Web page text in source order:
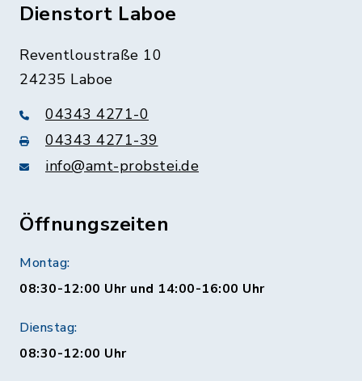
Dienstort Laboe
Reventloustraße 10
24235 Laboe
04343 4271-0
04343 4271-39
info@amt-probstei.de
Öffnungszeiten
Montag:
08:30-12:00 Uhr und 14:00-16:00 Uhr
Dienstag:
08:30-12:00 Uhr